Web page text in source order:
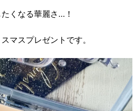
くなる華麗さ…！
マスプレゼントです。